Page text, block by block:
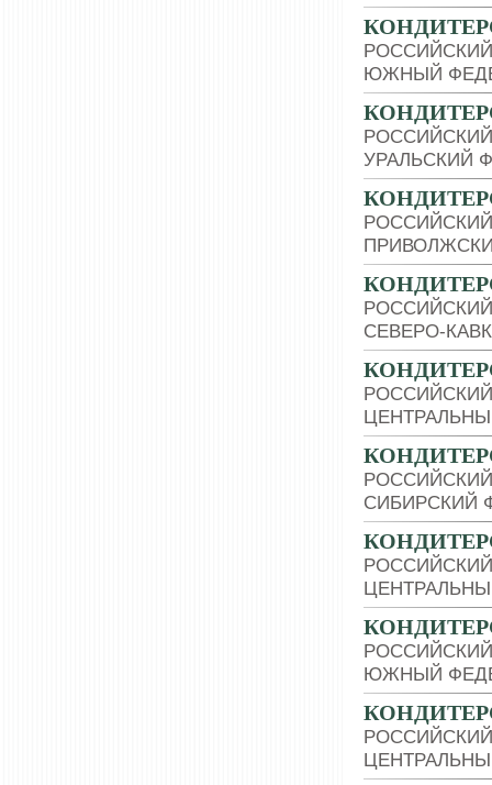
ЮЖНЫЙ
УРАЛЬСКИЙ
СЕВЕРО-
СИБИРСКИЙ
ЮЖНЫЙ